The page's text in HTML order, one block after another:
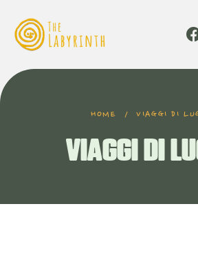
HOME / VIAGGI DI
VIAGGI DI